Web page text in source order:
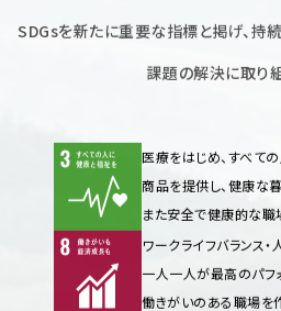
SDGsを新たに重要な指標と掲げ、持
課題の解決に取り
医療をはじめ、すべて
商品を提供し、健康な
また安全で健康的な職
ワークライフバランス
一人一人が最高のパフ
働きがいのある職場を